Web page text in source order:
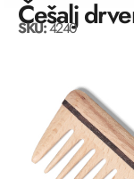
Češalj
SKU:4240